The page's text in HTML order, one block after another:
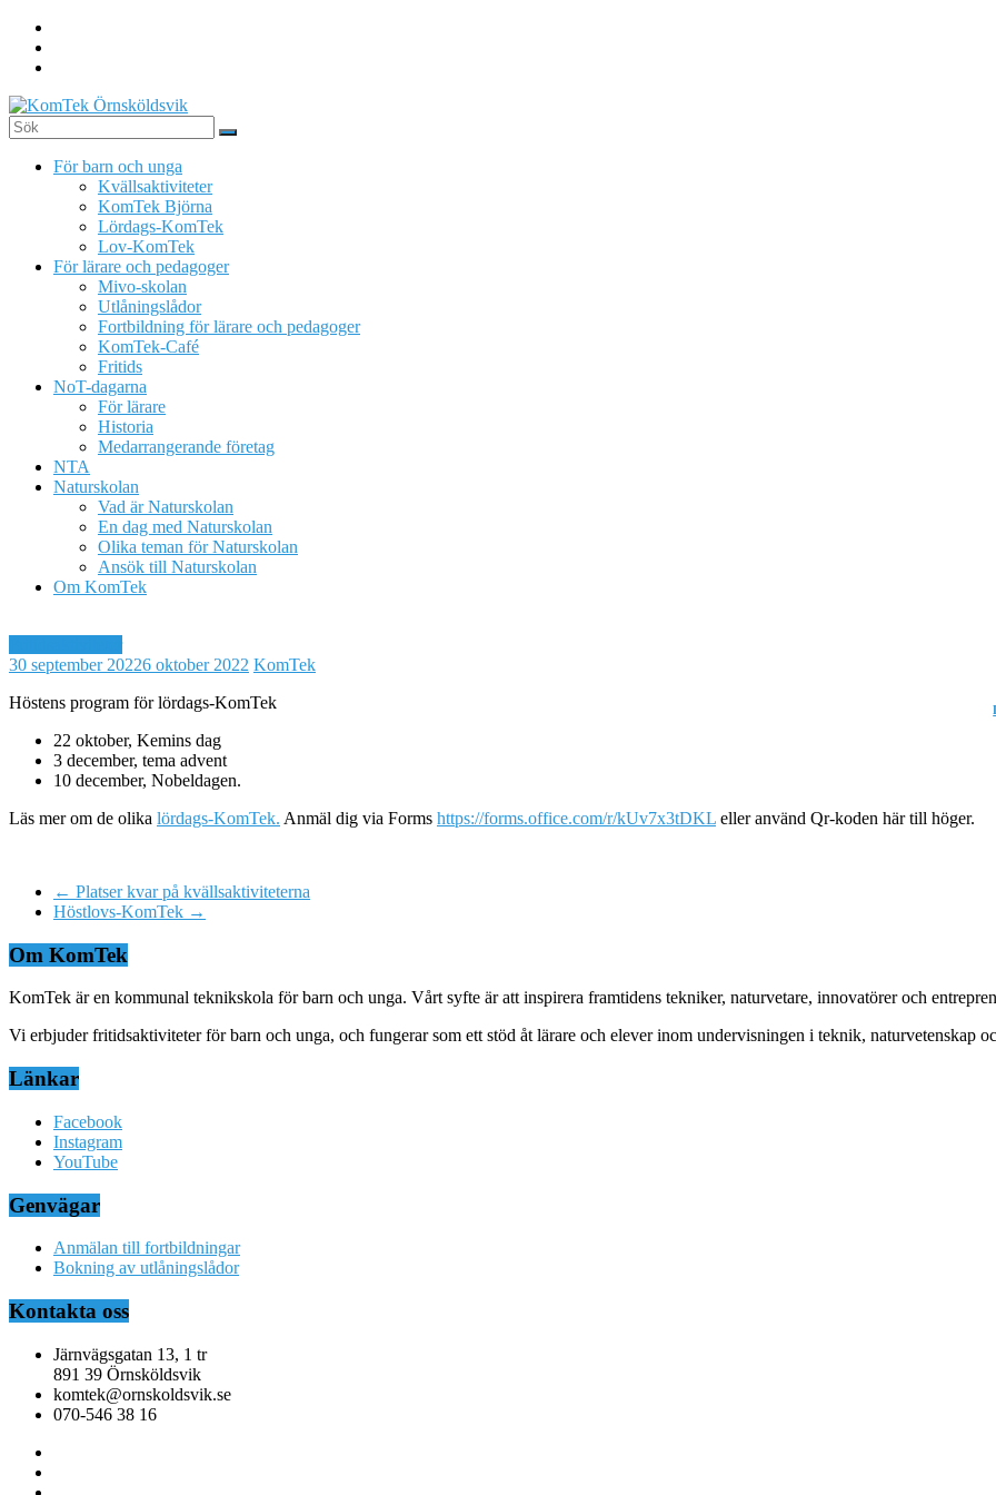
Hoppa
innehåll
KomTek
Örnsköldsvik
Teknikinspiration
För barn och unga
Kvällsaktiviteter
KomTek Björna
Lördags-KomTek
Lov-KomTek
För lärare och pedagoger
Mivo-skolan
Utlåningslådor
Fortbildning för lärare och pedagoger
KomTek-Café
Fritids
NoT-dagarna
För lärare
Historia
Medarrangerande företag
NTA
Naturskolan
Vad är Naturskolan
En dag med Naturskolan
Olika teman för Naturskolan
Ansök till Naturskolan
Om KomTek
30 september 20226 oktober 2022 KomTek
Höstens program för lördags-KomTek
22 oktober, Kemins dag
3 december, tema advent
10 december, Nobeldagen.
Läs mer om de olika lördags-KomTek. Anmäl dig via Forms https://forms.office.com/r/kUv7x3tDKL eller använd Qr-koden här till höger.
← Platser kvar på kvällsaktiviteterna
Höstlovs-KomTek →
Om KomTek
KomTek är en kommunal teknikskola för barn och unga. Vårt syfte är att inspirera framtidens tekniker, naturvetare, innovatörer och
Vi erbjuder fritidsaktiviteter för barn och unga, och fungerar som ett stöd åt lärare och elever inom undervisningen i teknik, naturvetenskap
Länkar
Facebook
Instagram
YouTube
Genvägar
Anmälan till fortbildningar
Bokning av utlåningslådor
Kontakta oss
Järnvägsgatan 13, 1 tr
891 39 Örnsköldsvik
komtek@ornskoldsvik.se
070-546 38 16